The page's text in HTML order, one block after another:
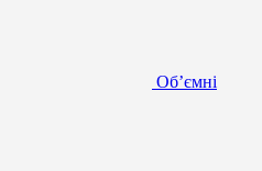
Об’ємні